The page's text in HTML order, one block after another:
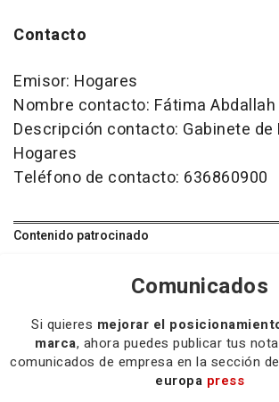
Contacto
Emisor: Hogares
Nombre contacto: Fátima
Descripción contacto: Gabinete de
Hogares
Teléfono de contacto: 636860900
Contenido patrocinado
Comunicados
Si quieres mejorar el
marca, ahora puedes publicar tus
comunicados de empresa en la sección
europa press